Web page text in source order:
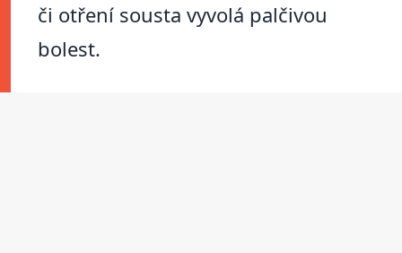
či otření sousta vyvolá palčivou
bolest.